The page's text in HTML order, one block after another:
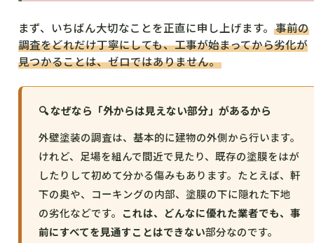
まず、いちばん大切なことを正直に申し上げます。 事前の
調査をどれだけ丁寧にしても、工事が始まってから劣化が
見つかることは、ゼロではありません。
🔍 なぜなら「外からは見えない部分」があるから
外壁塗装の調査は、基本的に建物の外側から行います。
けれど、足場を組んで間近で見たり、既存の塗膜をはが
したりして初めて分かる傷みもあります。たとえば、軒
下の奥や、コーキングの内部、塗膜の下に隠れた下地
の劣化などです。 これは、どんなに優れた業者でも、事
前にすべてを見通すことはできない部分なのです。